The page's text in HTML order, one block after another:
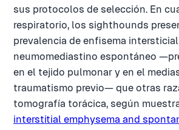
sus protocolos de selección. En
respiratorio, los sighthounds
prevalencia de enfisema
neumomediastino espontáneo
en el tejido pulmonar y en el
traumatismo previo— que otras
tomografía torácica, según
interstitial emphysema and